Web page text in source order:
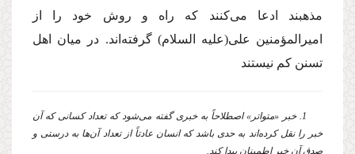
مذهبند ادعا مى‌كنند كه راه و روش خود را از
امیرالمؤمنین على(علیه السلام) گرفته‌اند. در میان اهل
تسنن كم نیستند
1. خبر «متواتر» اصطلاحاً به خبرى گفته مى‌شود كه تعداد كسانى كه آن
خبر را نقل كرده‌اند به حدى باشد كه انسان عادتاً از تعداد آن‌ها به درستى و
صدق آن خبر اطمینان پیدا كند.